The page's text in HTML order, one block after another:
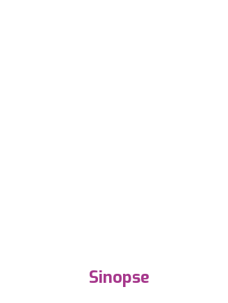
Sinopse